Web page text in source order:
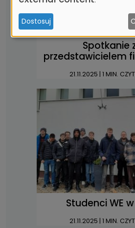
Spotkanie
przedstawicielem
21.11.2025 | 1 MIN.
Studenci WE w
21.11.2025 | 1 MIN.
data
and
cookies
Dostosuj